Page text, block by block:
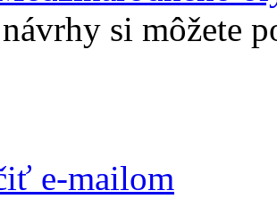
si môžete
e-mailom